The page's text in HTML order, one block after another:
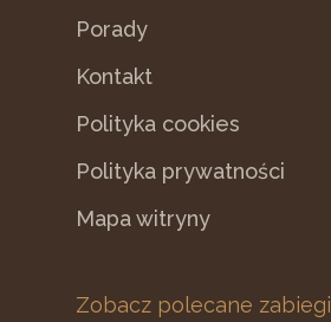
Porady
Kontakt
Polityka cookies
Polityka prywatności
Mapa witryny
Zobacz polecane zabiegi